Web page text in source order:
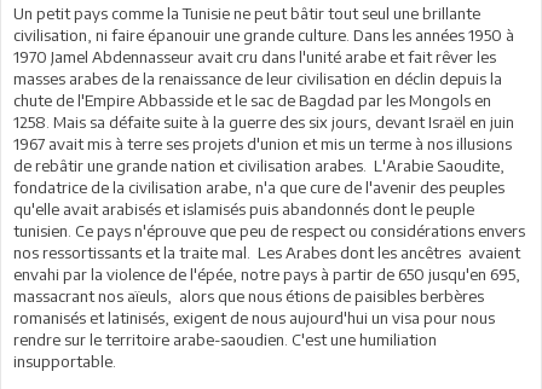
Un petit pays comme la Tunisie ne peut bâtir tout seul une brillante
civilisation, ni faire épanouir une grande culture. Dans les années 1950 à
1970 Jamel Abdennasseur avait cru dans l'unité arabe et fait rêver les
masses arabes de la renaissance de leur civilisation en déclin depuis la
chute de l'Empire Abbasside et le sac de Bagdad par les Mongols en
1258. Mais sa défaite suite à la guerre des six jours, devant Israël en juin
1967 avait mis à terre ses projets d'union et mis un terme à nos illusions
de rebâtir une grande nation et civilisation arabes. L'Arabie Saoudite,
fondatrice de la civilisation arabe, n'a que cure de l'avenir des peuples
qu'elle avait arabisés et islamisés puis abandonnés dont le peuple
tunisien. Ce pays n'éprouve que peu de respect ou considérations envers
nos ressortissants et la traite mal. Les Arabes dont les ancêtres avaient
envahi par la violence de l'épée, notre pays à partir de 650 jusqu'en 695,
massacrant nos aïeuls, alors que nous étions de paisibles berbères
romanisés et latinisés, exigent de nous aujourd'hui un visa pour nous
rendre sur le territoire arabe-saoudien. C'est une humiliation
insupportable.